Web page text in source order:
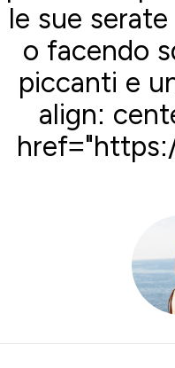
le sue
o facendo
piccanti e
align: